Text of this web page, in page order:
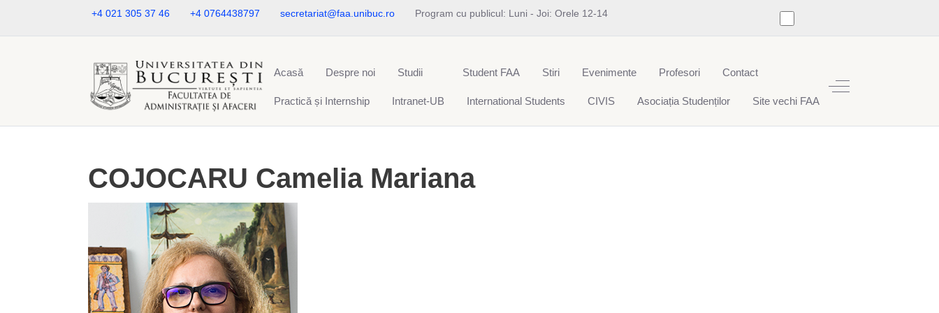
+4 021 305 37 46 +4 0764438797 secretariat@faa.unibuc.ro Program cu publicul: Luni - Joi: Orele 12-14
Acasă Despre noi Studii Student FAA Stiri Evenimente Profesori Contact
Practică și Internship Intranet-UB International Students CIVIS Asociația Studenților Site vechi FAA
Off-Canvas Toggle
COJOCARU Camelia Mariana